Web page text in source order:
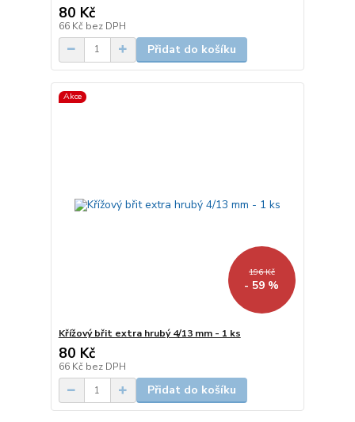
80 Kč
66 Kč bez DPH
Přidat do košíku
Akce
196 Kč
- 59 %
Křížový břit extra hrubý 4/13 mm - 1 ks
80 Kč
66 Kč bez DPH
Přidat do košíku